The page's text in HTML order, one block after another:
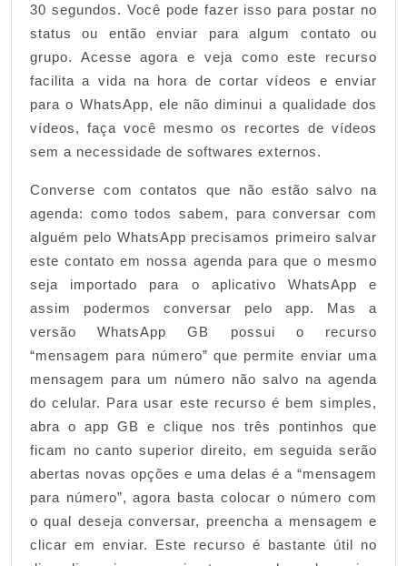
30 segundos. Você pode fazer isso para postar no
status ou então enviar para algum contato ou
grupo. Acesse agora e veja como este recurso
facilita a vida na hora de cortar vídeos e enviar
para o WhatsApp, ele não diminui a qualidade dos
vídeos, faça você mesmo os recortes de vídeos
sem a necessidade de softwares externos.
Converse com contatos que não estão salvo na
agenda: como todos sabem, para conversar com
alguém pelo WhatsApp precisamos primeiro salvar
este contato em nossa agenda para que o mesmo
seja importado para o aplicativo WhatsApp e
assim podermos conversar pelo app. Mas a
versão WhatsApp GB possui o recurso
“mensagem para número” que permite enviar uma
mensagem para um número não salvo na agenda
do celular. Para usar este recurso é bem simples,
abra o app GB e clique nos três pontinhos que
ficam no canto superior direito, em seguida serão
abertas novas opções e uma delas é a “mensagem
para número”, agora basta colocar o número com
o qual deseja conversar, preencha a mensagem e
clicar em enviar. Este recurso é bastante útil no